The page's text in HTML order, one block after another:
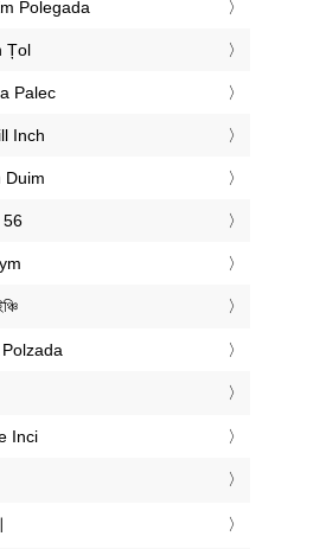
Polegada
Țol
Palec
Inch
Duim
Inci